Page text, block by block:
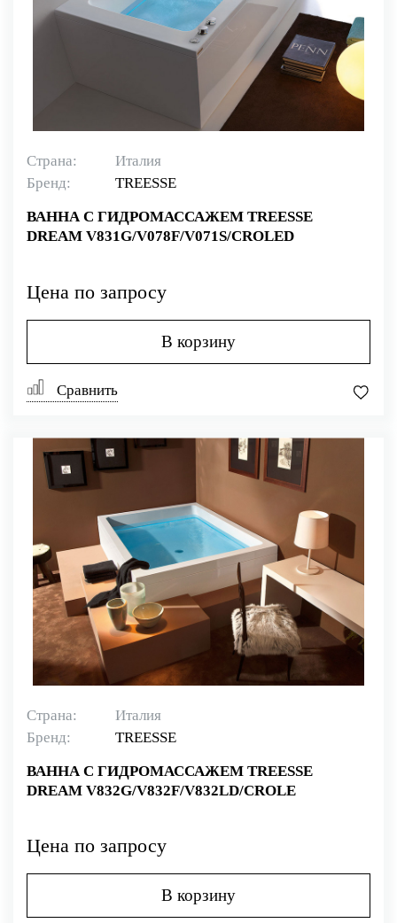
Страна:
Италия
Бренд:
TREESSE
ВАННА С ГИДРОМАССАЖЕМ TREESSE
DREAM V831G/V078F/V071S/CROLED
Цена по запросу
В корзину
Сравнить
Страна:
Италия
Бренд:
TREESSE
ВАННА С ГИДРОМАССАЖЕМ TREESSE
DREAM V832G/V832F/V832LD/CROLE
Цена по запросу
В корзину